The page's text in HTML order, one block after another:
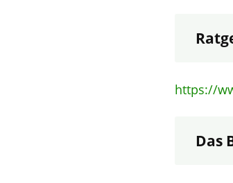
https://
Das